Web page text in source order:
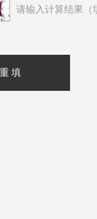
请输入计算结果（